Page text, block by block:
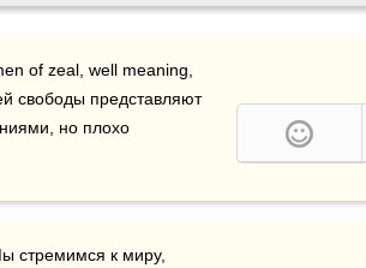
of zeal, well meaning,
свободы представляют
но плохо
стремимся к миру,